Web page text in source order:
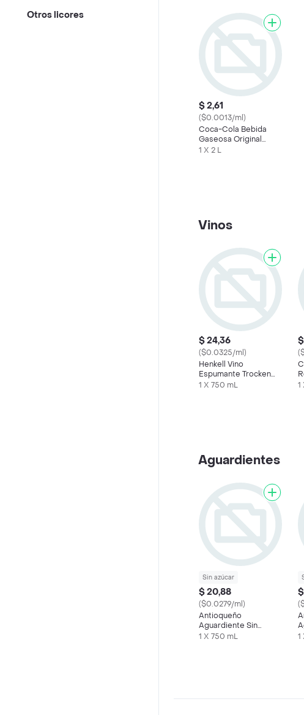
Otros licores
$ 2,61
($0.0013/ml)
Coca-Cola Bebida
Gaseosa Original
2000 mL
1 X 2 L
Vinos
$ 24,36
($0.0325/ml)
Henkell Vino
Espumante Trocken
Dry Sec
1 X 750 mL 1
Aguardientes
Sin azúcar
$ 20,88
($0.0279/ml)
Antioqueño
Aguardiente Sin
Azúcar 750 mL
1 X 750 mL 1